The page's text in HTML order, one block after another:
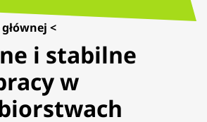
<
i stabilne
w